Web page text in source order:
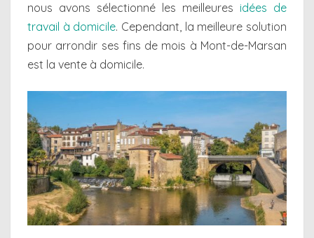
nous avons sélectionné les meilleures idées de
travail à domicile. Cependant, la meilleure solution
pour arrondir ses fins de mois à Mont-de-Marsan
est la vente à domicile.